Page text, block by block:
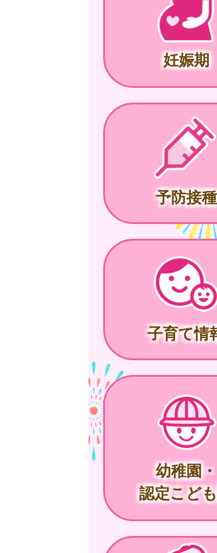
妊娠期
予防接種
子育て情
幼稚園・
認定こど